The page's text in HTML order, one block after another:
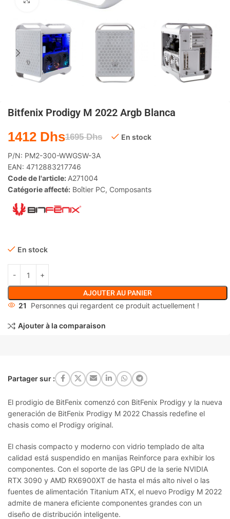
Bitfenix Prodigy M 2022 Argb Blanca
1695Dhs
1412 Dhs En stock
P/N: PM2-300-WWGSW-3A
EAN: 4712883217746
Code de l'article: A271004
Catégorie affecté: Boîtier PC, Composants
En stock
AJOUTER AU PANIER
21 Personnes qui regardent ce produit actuellement !
Ajouter à la comparaison
Partager sur :
El prodigio de BitFenix comenzó con BitFenix Prodigy y la nueva
generación de BitFenix Prodigy M 2022 Chassis redefine el
chasis como el Prodigy original.
El chasis compacto y moderno con vidrio templado de alta
calidad está suspendido en manijas Reinforce para exhibir los
componentes. Con el soporte de las GPU de la serie NVIDIA
RTX 3090 y AMD RX6900XT de hasta el más alto nivel o las
fuentes de alimentación Titanium ATX, el nuevo Prodigy M 2022
admite de manera eficiente componentes grandes con un
diseño de distribución inteligente.